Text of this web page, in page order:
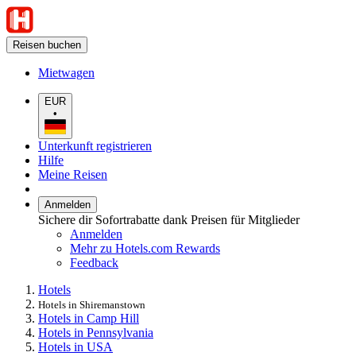
Reisen buchen
Mietwagen
EUR
•
Unterkunft registrieren
Hilfe
Meine Reisen
Anmelden
Sichere dir Sofortrabatte dank Preisen für Mitglieder
Anmelden
Mehr zu Hotels.com Rewards
Feedback
Hotels
Hotels in Shiremanstown
Hotels in Camp Hill
Hotels in Pennsylvania
Hotels in USA